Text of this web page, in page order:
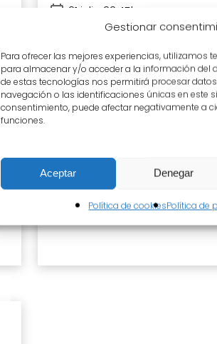
Gestionar
Para ofrecer las mejores experiencias, utilizamos
para almacenar y/o acceder a la información del
de estas tecnologías nos permitirá procesar
navegación o las identificaciones únicas en este
consentimiento, puede afectar negativamente a
funciones.
Aceptar Denegar
Política de cookiesPolítica de
21 julio 22.45h
De Cervantes a la
Corral de Comedias
12 julio